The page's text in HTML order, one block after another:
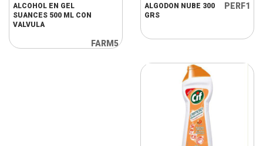
ALCOHOL EN GEL
SUANCES 500 ML CON
VALVULA
FARM5
ALGODON NUBE 300
GRS
PERF1